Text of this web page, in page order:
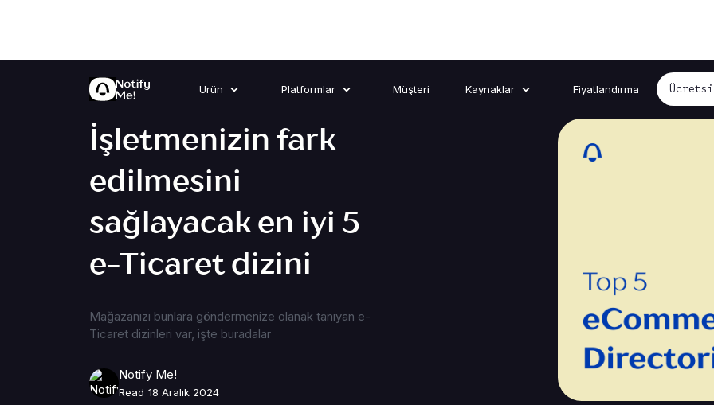
Ürün Platformlar Müşteri Kaynaklar Fiyatlandırma
İşletmenizin fark
edilmesini
sağlayacak en iyi 5
e-Ticaret dizini
Mağazanızı bunlara göndermenize olanak tanıyan e-
Ticaret dizinleri var, işte buradalar
Notify Me!
Read 18 Aralık 2024